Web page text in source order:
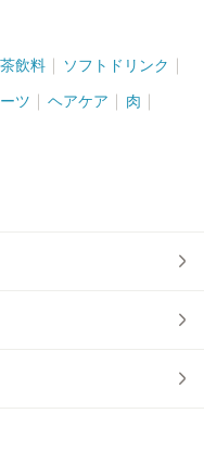
飲料 ソフトドリンク
ツ ヘアケア 肉